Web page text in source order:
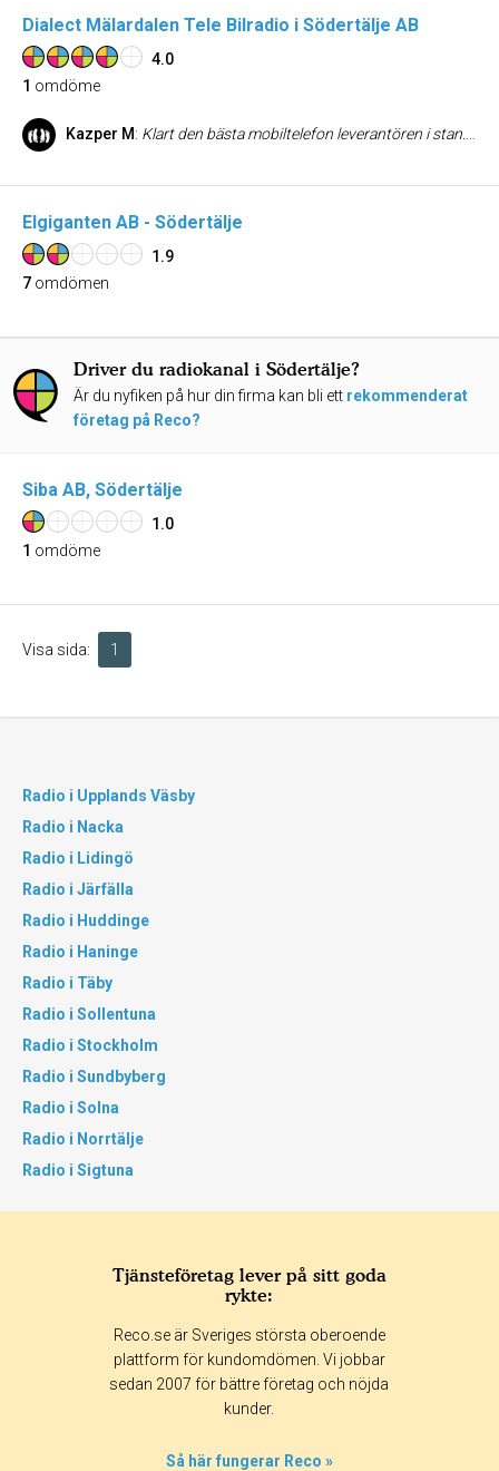
Dialect Mälardalen Tele Bilradio i Södertälje AB
4.0
1 omdöme
Kazper M: Klart den bästa mobiltelefon leverantören i stan. Kunnig personal som gör nästan allt för kunden. Bara ett minus att den söta tjejen nu har slutat och bara en massa killar i butiken.
Elgiganten AB - Södertälje
1.9
7 omdömen
Driver du radiokanal i Södertälje?
Är du nyfiken på hur din firma kan bli ett rekommenderat
företag på Reco?
Siba AB, Södertälje
1.0
1 omdöme
Visa sida: 1
Radio i Upplands Väsby
Radio i Nacka
Radio i Lidingö
Radio i Järfälla
Radio i Huddinge
Radio i Haninge
Radio i Täby
Radio i Sollentuna
Radio i Stockholm
Radio i Sundbyberg
Radio i Solna
Radio i Norrtälje
Radio i Sigtuna
Tjänsteföretag lever på sitt goda
rykte:
Reco.se är Sveriges största oberoende
plattform för kundomdömen. Vi jobbar
sedan 2007 för bättre företag och nöjda
kunder.
Så här fungerar Reco »